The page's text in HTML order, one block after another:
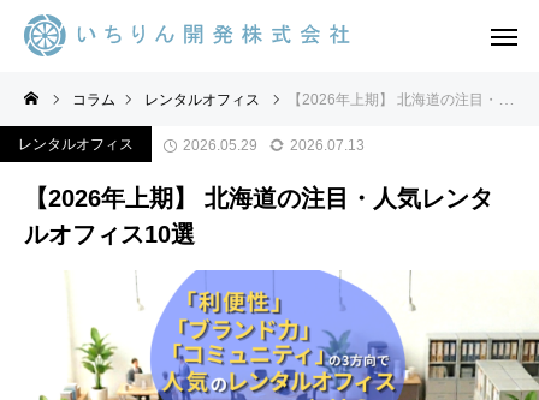
コラム レンタルオフィス 【2026年上期】 北海道の注目・人気レンタルオフィス10選
レンタルオフィス 2026.05.29 2026.07.13
【2026年上期】 北海道の注目・人気レンタ
ルオフィス10選